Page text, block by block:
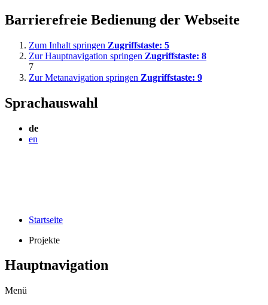
Barrierefreie Bedienung der Webseite
Zum Inhalt springen Zugriffstaste: 5
Zur Hauptnavigation springen Zugriffstaste: 8
7
Zur Metanavigation springen Zugriffstaste: 9
Sprachauswahl
de
en
Startseite
Projekte
Hauptnavigation
Menü